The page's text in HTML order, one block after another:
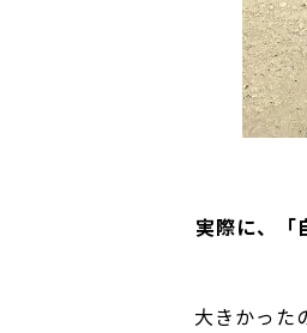
実際に、「
大きかった